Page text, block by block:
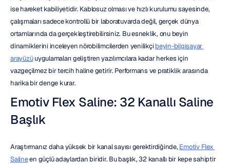
ise hareket kabiliyetidir. Kablosuz olması ve hızlı kurulumu sayesinde,
çalışmaları sadece kontrollü bir laboratuvarda değil, gerçek dünya
ortamlarında da gerçekleştirebilirsiniz. Bu esneklik, onu beyin
dinamiklerini inceleyen nörobilimcilerden yenilikçi beyin-bilgisayar
arayüzü uygulamaları geliştiren yazılımcılara kadar herkes için
vazgeçilmez bir tercih haline getirir. Performans ve pratiklik arasında
harika bir denge kurar.
Emotiv Flex Saline: 32 Kanallı Saline
Başlık
Araştırmanız daha yüksek bir kanal sayısı gerektirdiğinde, Emotiv Flex
Saline en güçlü adaylardan biridir. Bu başlık, 32 kanallı bir kepe sahiptir